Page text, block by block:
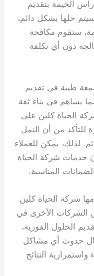
الخيمة بتقديم
حلها بشكل دائم،
ستقوم مكافحة
دون أي تكلفة
طيبة في تقديم
يساهم في بناء ثقة
الحياة كلين على
للتأكد من أن النمل
لذلك، يمكن للعملاء
خدمات شركة الحياة
المناسبة.
شركة الحياة كلين
الشركات الأخرى في
الحلول الفورية،
حدوث أي مشاكل
النتائج